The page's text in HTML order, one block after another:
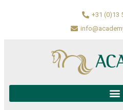
+31 (0)13